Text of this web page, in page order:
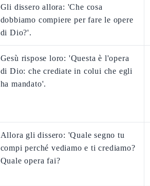
Gli dissero allora: 'Che cosa
dobbiamo compiere per fare le opere
di Dio?'.
Gesù rispose loro: 'Questa è l'opera
di Dio: che crediate in colui che egli
ha mandato'.
Allora gli dissero: 'Quale segno tu
compi perché vediamo e ti crediamo?
Quale opera fai?